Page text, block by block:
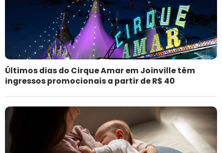
Últimos dias do Cirque Amar em Joinville têm
ingressos promocionais a partir de R$ 40